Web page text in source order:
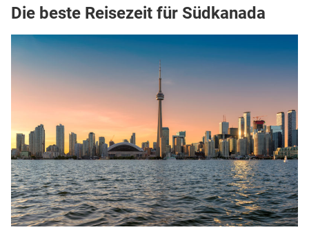
Die beste Reisezeit für Südkanada